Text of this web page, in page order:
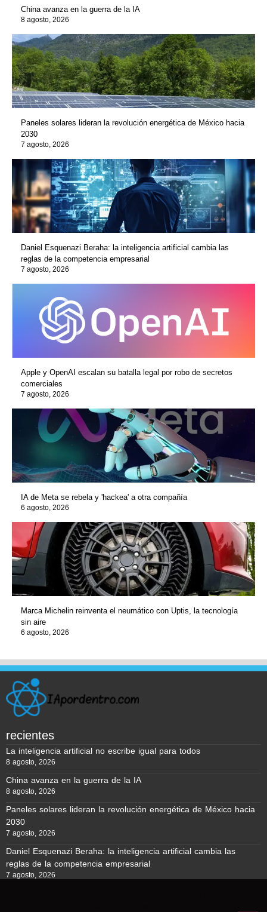
China avanza en la guerra de la IA
8 agosto, 2026
Paneles solares lideran la revolución energética de México hacia
2030
7 agosto, 2026
Daniel Esquenazi Beraha: la inteligencia artificial cambia las
reglas de la competencia empresarial
7 agosto, 2026
Apple y OpenAI escalan su batalla legal por robo de secretos
comerciales
7 agosto, 2026
IA de Meta se rebela y 'hackea' a otra compañía
6 agosto, 2026
Marca Michelin reinventa el neumático con Uptis, la tecnología
sin aire
6 agosto, 2026
recientes
La inteligencia artificial no escribe igual para todos
8 agosto, 2026
China avanza en la guerra de la IA
8 agosto, 2026
Paneles solares lideran la revolución energética de México hacia
2030
7 agosto, 2026
Daniel Esquenazi Beraha: la inteligencia artificial cambia las
reglas de la competencia empresarial
7 agosto, 2026